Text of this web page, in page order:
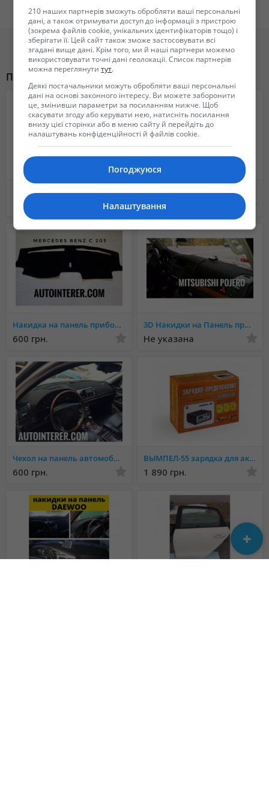
Також можливі комплексі кастомні проекти під ключ.
https://chaspikche.com.ua/komputernaya-diagnostika-avto-v-
cherkassah
0680709756
Похожие объявления
Накидка на панель торпеду BMW e30, e 34, e36, e38, e39, X1, x3, x5, x6.
650 грн. 650 грн.
Накидка на панель приборов Mercedes
600 грн.
3D Накидки на Панель приборов. Эстетический вид салона.
Не указана
Чехол на панель автомобиля Более 1000 МОДЕЛЕЙ
600 грн.
ВЫМПЕЛ-55 зарядка для аккумуляторов
1 890 грн.
210 наших партнерів зможуть обробляти ваші персональні
дані, а також отримувати доступ до інформації з пристрою
(зокрема файлів cookie, унікальних ідентифікаторів тощо) і
зберігати її. Цей сайт також зможе застосовувати всі
згадані вище дані. Крім того, ми й наші партнери можемо
використовувати точні дані геолокації. Список партнерів
можна переглянутитут.
Деякі постачальники можуть обробляти ваші персональні
дані на основі законного інтересу. Ви можете заборонити
це, змінивши параметри за посиланням нижче. Щоб
скасувати згоду або керувати нею, натисніть посилання
внизу цієї сторінки або в меню сайту й перейдіть до
налаштувань конфіденційності й файлів cookie.
Погоджуюся
Налаштування